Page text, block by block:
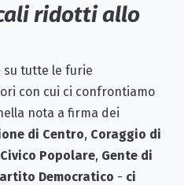
ridotti allo
su tutte le furie
con cui ci confrontiamo
nota a firma dei
di Centro, Coraggio di
Civico Popolare, Gente di
Democratico - ci